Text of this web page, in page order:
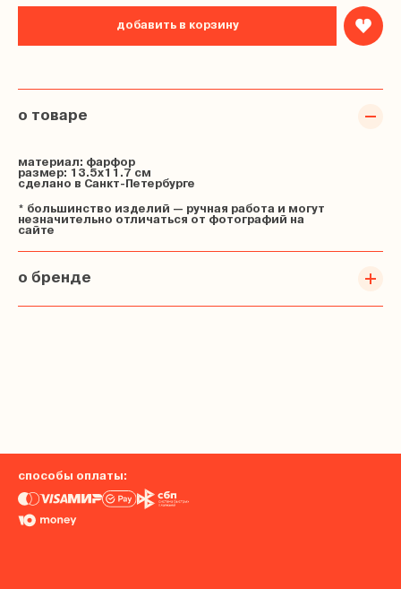
добавить в корзину
о товаре
материал: фарфор
размер: 13.5х11.7 см
сделано в Санкт-Петербурге
* большинство изделий — ручная работа и могут
незначительно отличаться от фотографий на
сайте
о бренде
способы оплаты: